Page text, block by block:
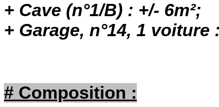
+ Cave (n°1/B) : +/- 6m²;
+ Garage, n°14, 1 voiture
# Composition :